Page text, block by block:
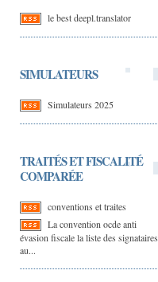
le best deepl.translator
SIMULATEURS
Simulateurs 2025
TRAITÉS ET FISCALITÉ
COMPARÉE
conventions et traites
La convention ocde anti
évasion fiscale la liste des signataires
au...